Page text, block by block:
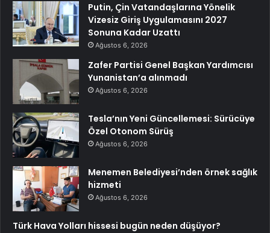
Putin, Çin Vatandaşlarına Yönelik
Vizesiz Giriş Uygulamasını 2027
Sonuna Kadar Uzattı
Ağustos 6, 2026
Zafer Partisi Genel Başkan Yardımcısı
Yunanistan’a alınmadı
Ağustos 6, 2026
Tesla’nın Yeni Güncellemesi: Sürücüye
Özel Otonom Sürüş
Ağustos 6, 2026
Menemen Belediyesi’nden örnek sağlık
hizmeti
Ağustos 6, 2026
Türk Hava Yolları hissesi bugün neden düşüyor?